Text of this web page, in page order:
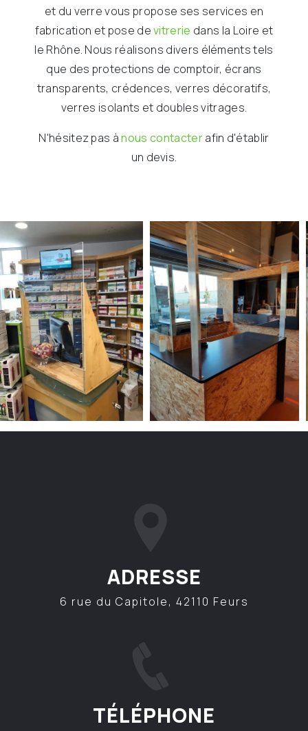
et du verre vous propose ses services en
fabrication et pose devitrerie dans la Loire et
le Rhône. Nous réalisons divers éléments tels
que des protections de comptoir, écrans
transparents, crédences, verres décoratifs,
verres isolants et doubles vitrages.
N'hésitez pas ànous contacterafin d'établir
un devis.
ADRESSE
6 rue du Capitole, 42110 Feurs
TÉLÉPHONE